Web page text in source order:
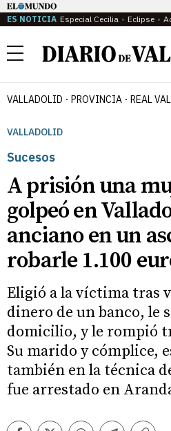
ES NOTICIA Especial Cecilia Eclipse
Menú
VALLADOLID PROVINCIA REAL
VALLADOLID
Sucesos
A prisión una
golpeó en
anciano en un
robarle 1.100
Eligió a la víctima tras
dinero de un banco, le
domicilio, y le rompió
Su marido y cómplice,
también en la técnica
fue arrestado en